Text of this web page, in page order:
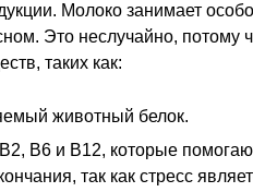
Молоко занимает
Это неслучайно, потому
таких как:
животный белок.
В6 и B12, которые
так как стресс